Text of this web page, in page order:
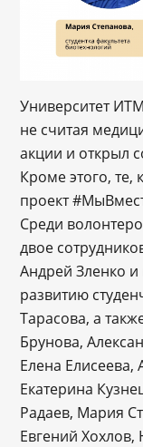
Университет
не считая
акции и открыл
Кроме этого, те,
проект
Среди
двое
Андрей Зленко
развитию
Тарасова, а
Брунова,
Елена
Екатерина
Радаев, Мария
Евгений